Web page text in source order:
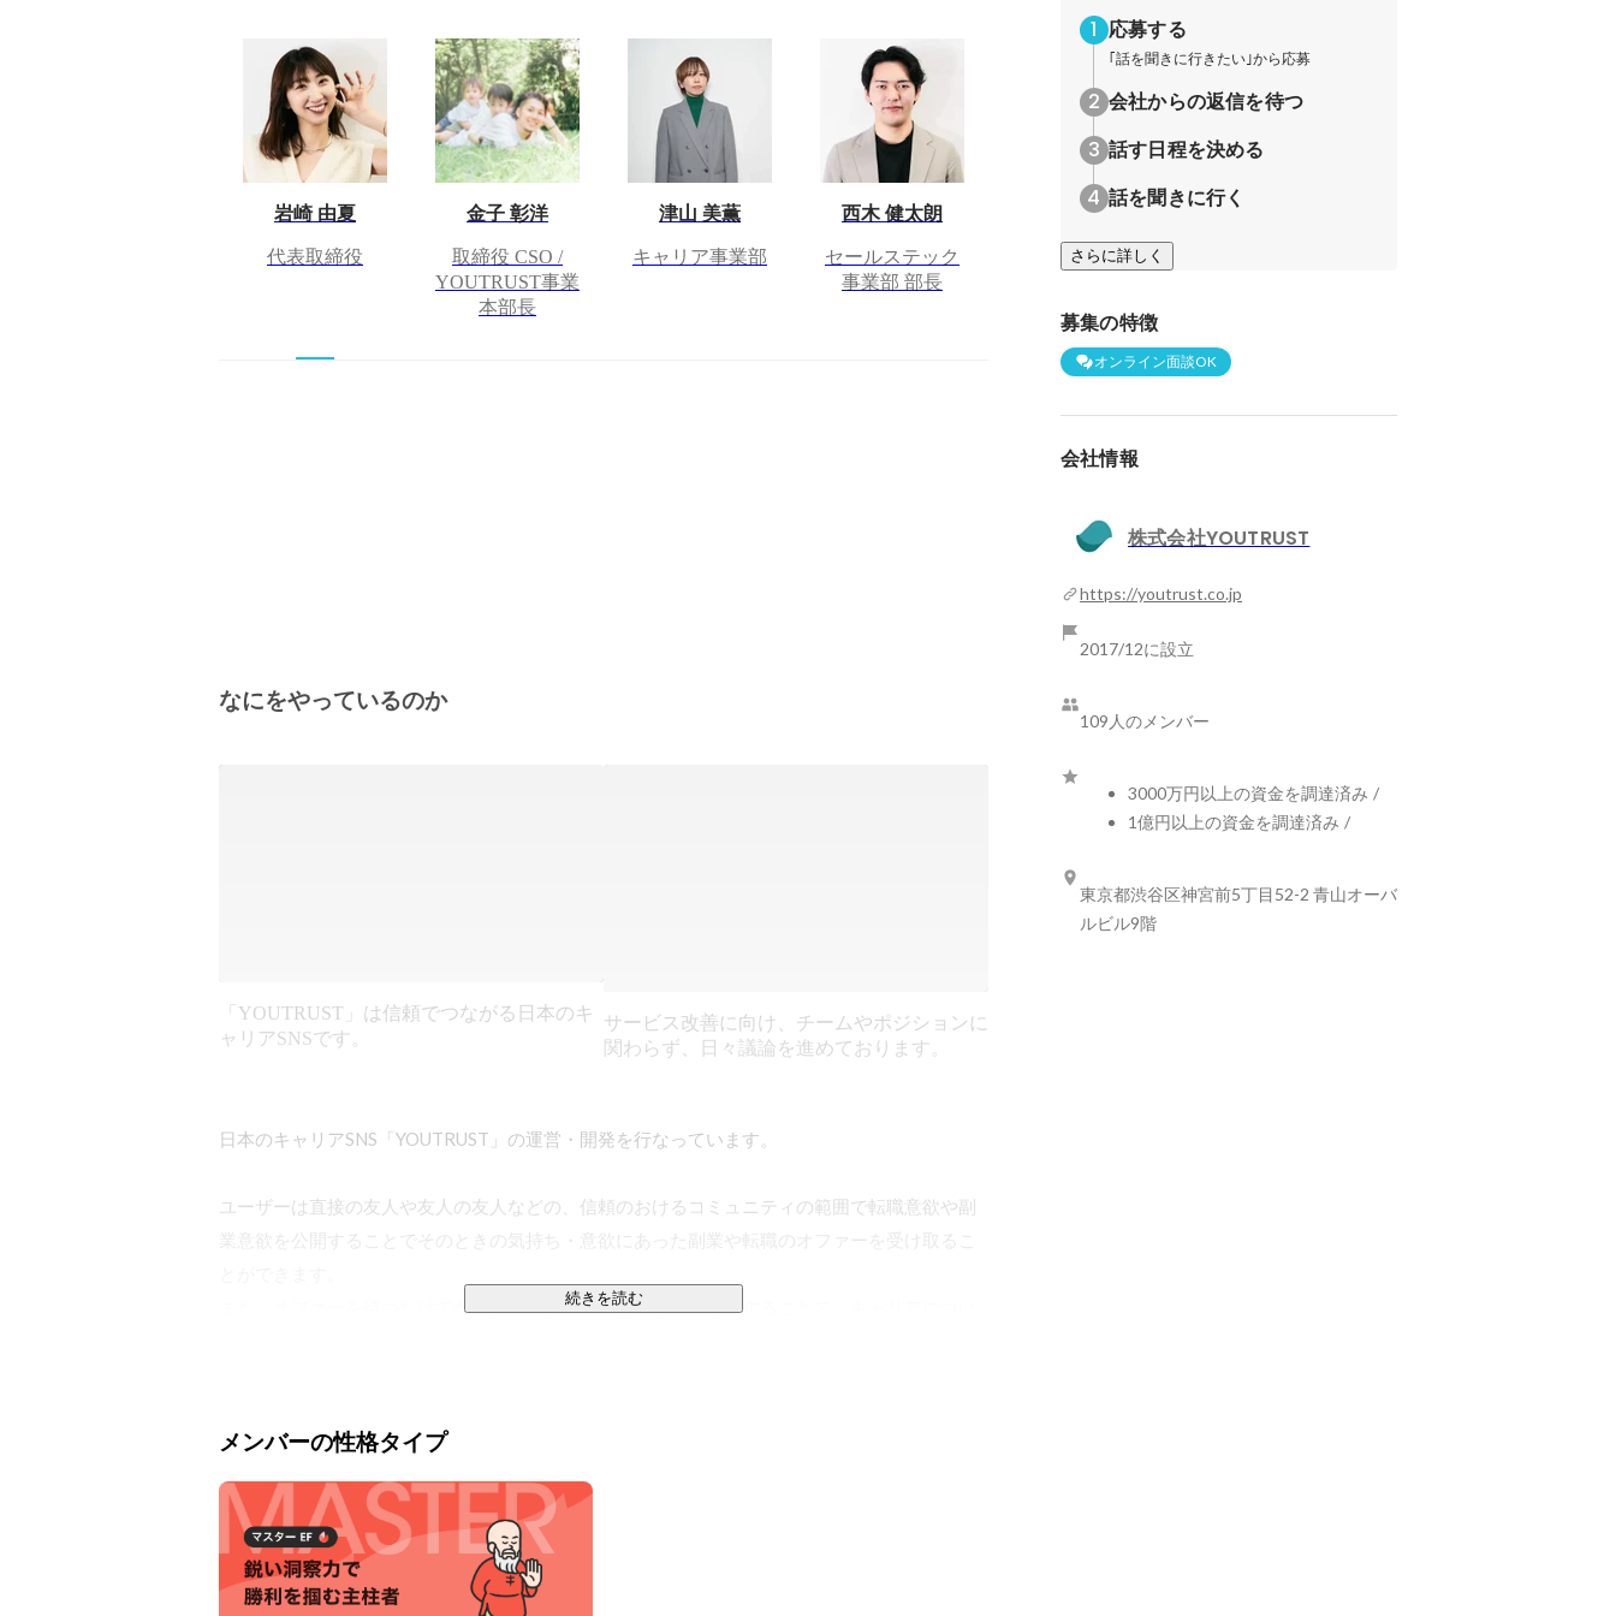
岩崎 由夏
代表取締役
金子 彰洋
取締役 CSO /
YOUTRUST事業
本部長
津山 美薫
キャリア事業部
西木 健太朗
セールステック
事業部 部長
なにをやっているのか
「YOUTRUST」は信頼でつながる日本のキ
ャリアSNSです。
サービス改善に向け、チームやポジションに
関わらず、日々議論を進めております。
日本のキャリアSNS「YOUTRUST」の運営・開発を行なっています。
ユーザーは直接の友人や友人の友人などの、信頼のおけるコミュニティの範囲で転職意欲や副
業意欲を公開することでそのときの気持ち・意欲にあった副業や転職のオファーを受け取るこ
また、オファーを待つだけでなくタイムラインの投稿機能を活用することで、キャリアについ
でユーザー数約40万人まで拡大してきました。
しかし、私たちが立ち向かうのは、より大きな「日本の成長課題=個人のキャリアの可能性の最
大化」です。日本で最もスタンダードだった終身雇用を脱し、キャリア形成を会社に委ねず、
自分で築いていくことが求められる社会になっていきます。
そうした中で、自分の可能性を広げるために、人材流動性が高くなっていくことは必然の流れ
続きを読む
メンバーの性格タイプ
応募する
｢話を聞きに行きたい｣から応募
会社からの返信を待つ
話す日程を決める
話を聞きに行く
さらに詳しく
募集の特徴
オンライン面談OK
会社情報
株式会社YOUTRUST
https://youtrust.co.jp
2017/12に設立
109人のメンバー
3000万円以上の資金を調達済み /
1億円以上の資金を調達済み /
東京都渋谷区神宮前5丁目52-2 青山オーバ
ルビル9階